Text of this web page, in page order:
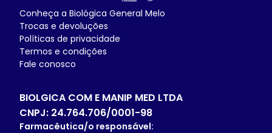
Conheça a Biológica General Melo
Trocas e devoluções
Políticas de privacidade
Termos e condições
Fale conosco
BIOLGICA COM E MANIP MED LTDA
CNPJ: 24.764.706/0001-98
Farmacêutica/o responsável: